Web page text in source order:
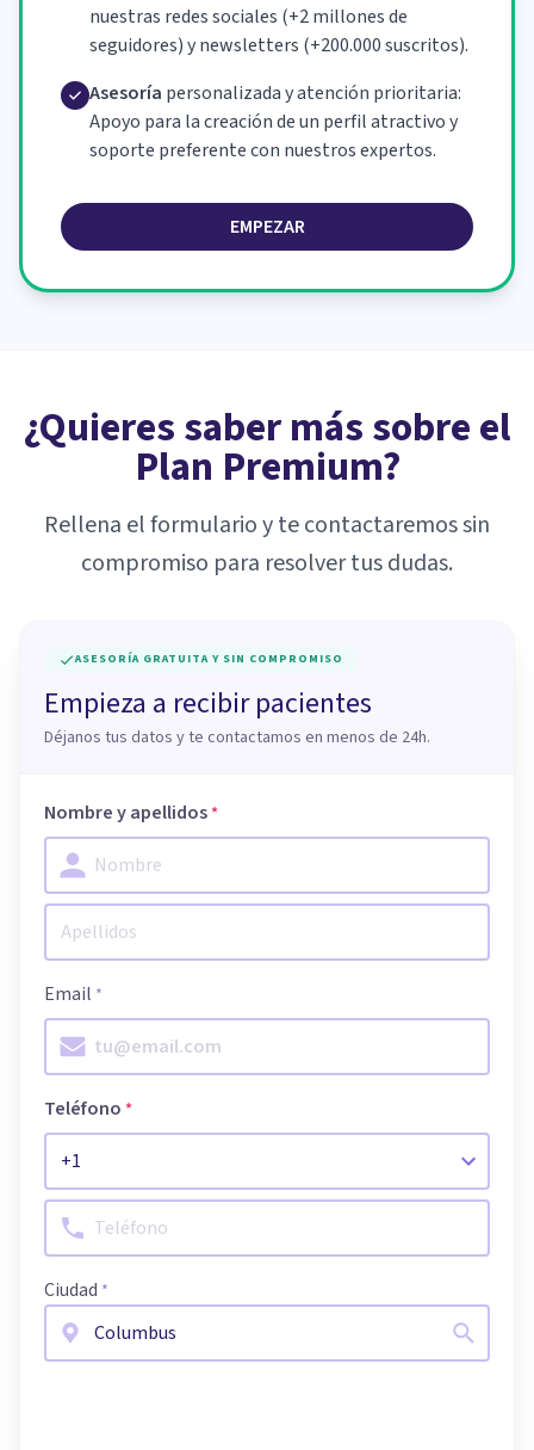
nuestras redes sociales (+2 millones de
seguidores) y newsletters (+200.000 suscritos).
Asesoría personalizada y atención prioritaria:
Apoyo para la creación de un perfil atractivo y
soporte preferente con nuestros expertos.
EMPEZAR
¿Quieres saber más sobre el
Plan Premium?
Rellena el formulario y te contactaremos sin
compromiso para resolver tus dudas.
ASESORÍA GRATUITA Y SIN COMPROMISO
Empieza a recibir pacientes
Déjanos tus datos y te contactamos en menos de 24h.
Nombre y apellidos*
Email *
Teléfono *
Ciudad *